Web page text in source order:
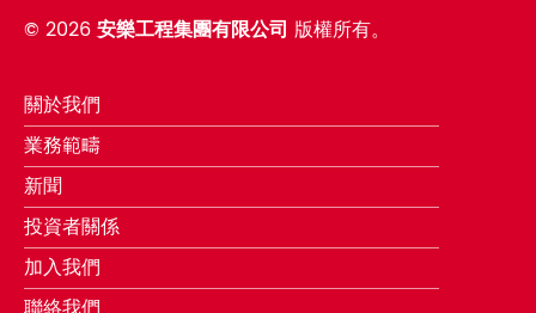
© 2026安樂工程集團有限公司 版權所有。
關於我們
業務範疇
新聞
投資者關係
加入我們